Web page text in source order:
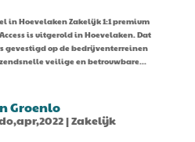
in Hoevelaken Zakelijk 1:1 premium
is uitgerold in Hoevelaken. Dat
gevestigd op de bedrijventerreinen
veilige en betrouwbare...
Groenlo
|Zakelijk